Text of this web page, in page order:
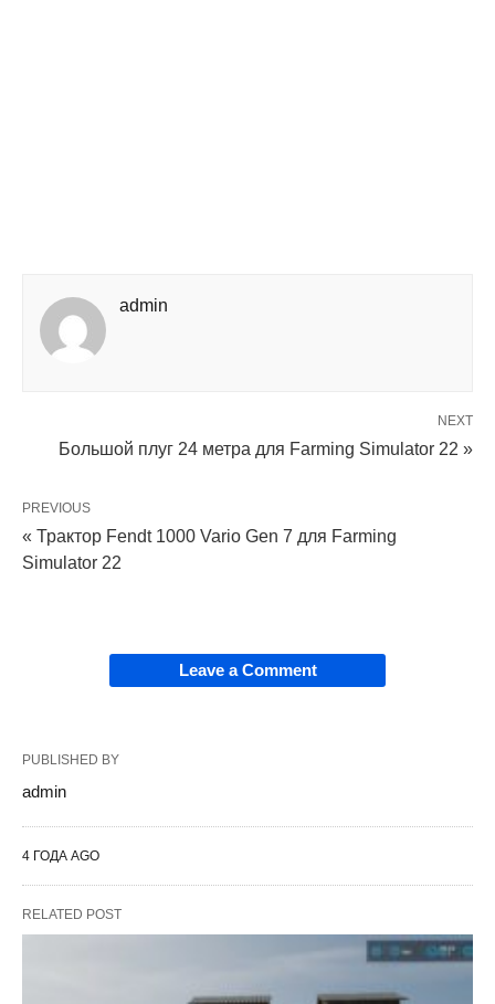
admin
NEXT
Большой плуг 24 метра для Farming Simulator 22 »
PREVIOUS
« Трактор Fendt 1000 Vario Gen 7 для Farming
Simulator 22
Leave a Comment
PUBLISHED BY
admin
4 ГОДА AGO
RELATED POST